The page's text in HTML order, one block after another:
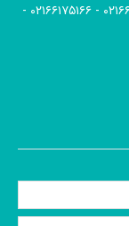
۰۲۱۶۶۴۸۰۸۸۶ - ۰۲۱۶۶۴۸۰۸۸۷ - ۰۲۱۶۶۱۷۵۱۵۷ - ۰۲۱۶۶۱۷۵۱۶۶ -